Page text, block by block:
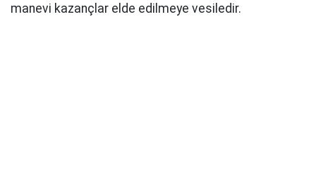
manevi kazançlar elde edilmeye vesiledir.